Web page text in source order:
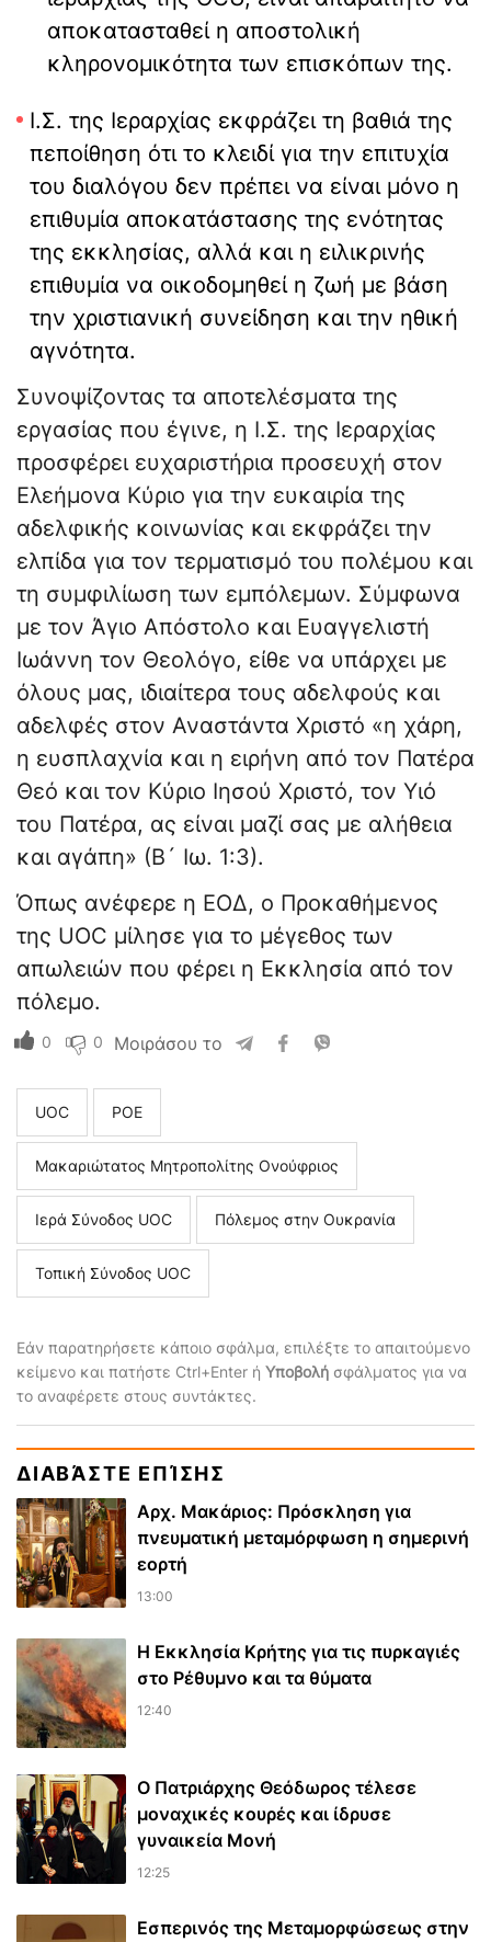
αποκατασταθεί η αποστολική
κληρονομικότητα των επισκόπων της.
Ι.Σ. της Ιεραρχίας εκφράζει τη βαθιά της
πεποίθηση ότι το κλειδί για την επιτυχία
του διαλόγου δεν πρέπει να είναι μόνο η
επιθυμία αποκατάστασης της ενότητας
της εκκλησίας, αλλά και η ειλικρινής
επιθυμία να οικοδομηθεί η ζωή με βάση
την χριστιανική συνείδηση και την ηθική
αγνότητα.
Συνοψίζοντας τα αποτελέσματα της
εργασίας που έγινε, η Ι.Σ. της Ιεραρχίας
προσφέρει ευχαριστήρια προσευχή στον
Ελεήμονα Κύριο για την ευκαιρία της
αδελφικής κοινωνίας και εκφράζει την
ελπίδα για τον τερματισμό του πολέμου και
τη συμφιλίωση των εμπόλεμων. Σύμφωνα
με τον Άγιο Απόστολο και Ευαγγελιστή
Ιωάννη τον Θεολόγο, είθε να υπάρχει με
όλους μας, ιδιαίτερα τους αδελφούς και
αδελφές στον Αναστάντα Χριστό «η χάρη,
η ευσπλαχνία και η ειρήνη από τον Πατέρα
Θεό και τον Κύριο Ιησού Χριστό, τον Υιό
του Πατέρα, ας είναι μαζί σας με αλήθεια
και αγάπη» (Β´ Ιω. 1:3).
Όπως ανέφερε η ΕΟΔ, ο Προκαθήμενος
της UOC μίλησε για το μέγεθος των
απωλειών που φέρει η Εκκλησία από τον
πόλεμο.
0 0 Μοιράσου το
UOC ΡΟΕ
Μακαριώτατος Μητροπολίτης Ονούφριος
Ιερά Σύνοδος UOC Πόλεμος στην Ουκρανία
Τοπική Σύνοδος UOC
Εάν παρατηρήσετε κάποιο σφάλμα, επιλέξτε το απαιτούμενο
κείμενο και πατήστε Ctrl+Enter ή Υποβολή σφάλματος για να
το αναφέρετε στους συντάκτες.
ΔΙΑΒΆΣΤΕ ΕΠΊΣΗΣ
Αρχ. Μακάριος: Πρόσκληση για
πνευματική μεταμόρφωση η σημερινή
εορτή
13:00
Η Εκκλησία Κρήτης για τις πυρκαγιές
στο Ρέθυμνο και τα θύματα
12:40
Ο Πατριάρχης Θεόδωρος τέλεσε
μοναχικές κουρές και ίδρυσε
γυναικεία Μονή
12:25
Εσπερινός της Μεταμορφώσεως στην